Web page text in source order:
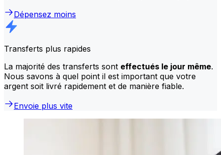
Dépensez moins
Transferts plus rapides
La majorité des transferts sont effectués le jour même.
Nous savons à quel point il est important que votre
argent soit livré rapidement et de manière fiable.
Envoie plus vite